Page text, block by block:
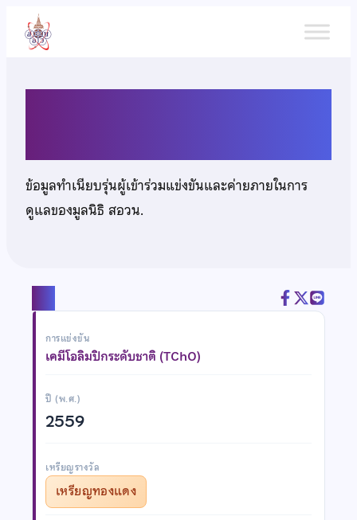
เนื้อหา
ข้อมูลทำเนียบรุ่นผู้เข้าร่วมแข่งขันและค่ายภายในการ
ดูแลของมูลนิธิ สอวน.
การแข่งขัน
เคมีโอลิมปิกระดับชาติ (TChO)
ปี (พ.ศ.)
2559
เหรียญรางวัล
เหรียญทองแดง